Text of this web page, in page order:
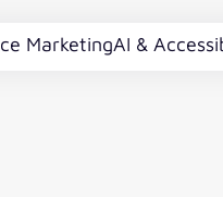
MarketingAI &